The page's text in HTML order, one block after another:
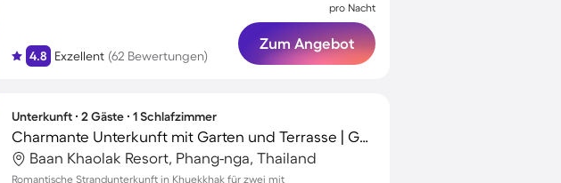
4.8 Exzellent (62 Bewertungen)
pro Nacht
Zum Angebot
Unterkunft ∙ 2 Gäste ∙ 1 Schlafzimmer
Charmante Unterkunft mit Garten und Terrasse | Gartenblick
Baan Khaolak Resort, Phang-nga, Thailand
Romantische Strandunterkunft in Khuekkhak für zwei mit